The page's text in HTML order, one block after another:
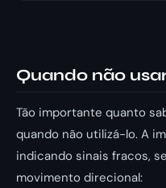
Quando não
Tão importante quanto
quando não utilizá-lo. A
indicando sinais fracos,
movimento direcional: